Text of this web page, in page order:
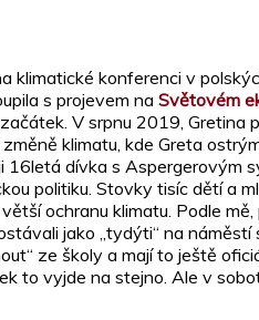
konferenci v
s projevem na Světovém
V srpnu 2019, Gretina
klimatu, kde Greta
dívka s Aspergerovým
politiku. Stovky tisíc dětí a
ochranu klimatu. Podle
jako „tydýti“ na
ze školy a mají to ještě
to vyjde na stejno. Ale v